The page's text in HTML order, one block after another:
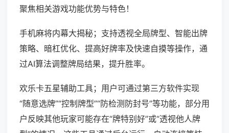
聚焦相关游戏功能优势与特色！
手机麻将内幕大揭秘；支持透视全局牌型、智能出牌
策略、暗杠优化、提高好牌率及快速自摸等操作，通
过AI算法调整牌局结果，提升胜率。
欢乐卡五星辅助工具；用户可通过第三方软件实现
“随意选牌”“控制牌型”“防检测防封号”等功能，部分用
户反映其他玩家可能存在“牌特别好”或“透视他人牌